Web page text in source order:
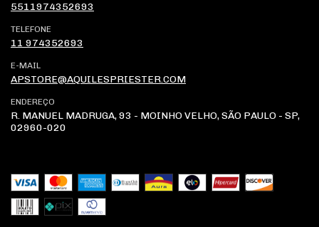
5511974352693
TELEFONE
11 974352693
E-MAIL
APSTORE@AQUILESPRIESTER.COM
ENDEREÇO
R. MANUEL MADRUGA, 93 - MOINHO VELHO, SÃO PAULO - SP,
02960-020